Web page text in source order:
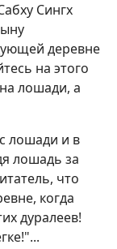
Сингх
деревне
на этого
лошади, а
лошади и в
лошадь за
что
когда
дуралеев!